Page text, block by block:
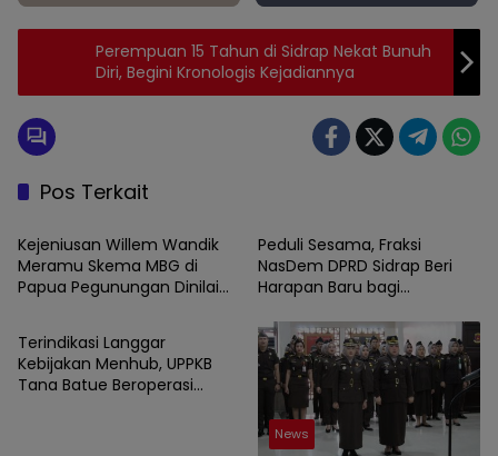
Perempuan 15 Tahun di Sidrap Nekat Bunuh
Diri, Begini Kronologis Kejadiannya
Pos Terkait
News
Kejeniusan Willem Wandik
Meramu Skema MBG di
Papua Pegunungan Dinilai
Peduli Sesama, Fraksi
NasDem DPRD Sidrap Beri
Harapan Baru bagi
News
Terindikasi Langgar
Kebijakan Menhub, UPPKB
Tana Batue Beroperasi
News